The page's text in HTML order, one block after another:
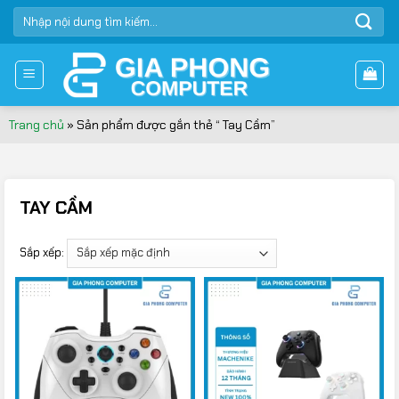
Bỏ
qua
dung
TÌM
KIẾM:
Trang chủ » Sản phẩm được gắn thẻ “ Tay Cầm”
TAY CẦM
Sắp xếp: